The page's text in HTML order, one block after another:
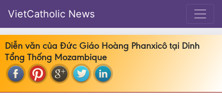
VietCatholic News
Diễn văn của Đức Giáo Hoàng Phanxicô tại Dinh
Tổng Thống Mozambique